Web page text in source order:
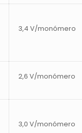
3,4 V/monómero
2,6 V/monómero
3,0 V/monómero